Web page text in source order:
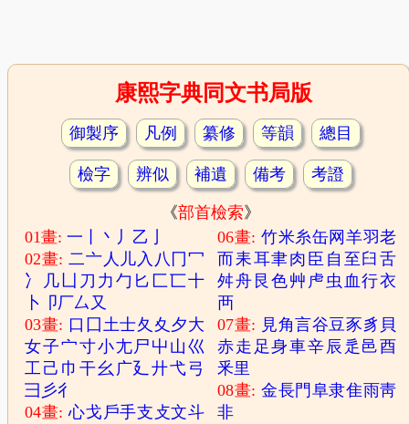
康熙字典同文书局版
御製序 凡例 纂修 等韻 總目
檢字 辨似 補遺 備考 考證
《部首檢索》
01畫:一 丶 丿 乙
02畫:二亠 人 儿入 八 冂冖
冫
几 凵 刀 力 勹 匕 匚匸十
卜
卩厂厶 又
03畫: 口 囗 土士夂 夊 夕大
女子宀寸小尢尸 屮 山巛
工 己 巾 干幺 广廴廾弋弓
彐 彡彳
04畫:心戈 戶手支 攴文斗
06畫: 竹米糸缶网 羊羽老
而耒耳聿肉 臣 自 至 臼舌
舛舟 艮色艸 虍 虫 血行衣
襾
07畫: 見角言谷豆豕豸 貝
赤走 足身車辛辰 辵 邑酉
釆里
08畫: 金長門 阜隶隹雨靑
非